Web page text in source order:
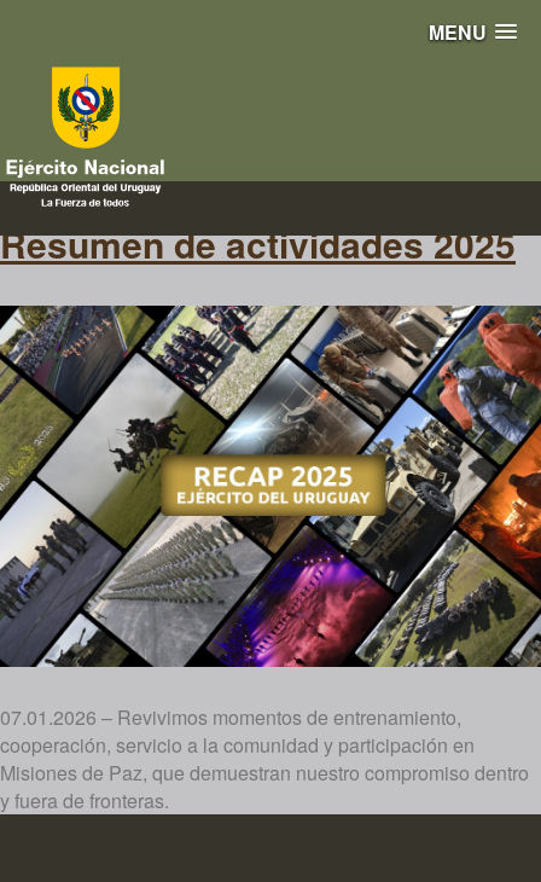
MENU
RECAP
Resumen de actividades 2025
07.01.2026 – Revivimos momentos de entrenamiento,
cooperación, servicio a la comunidad y participación en
Misiones de Paz, que demuestran nuestro compromiso dentro
y fuera de fronteras.